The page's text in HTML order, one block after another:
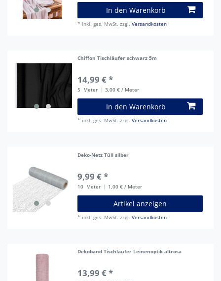
In den Warenkorb
* inkl. ges. MwSt. zzgl.Versandkosten
Chiffon Tischläufer schwarz 5m
14,99 € *
5 Meter | 3,00 € / Meter
In den Warenkorb
* inkl. ges. MwSt. zzgl.Versandkosten
Deko-Netz Tüll silber
9,99 € *
10 Meter | 1,00 € / Meter
Artikel anzeigen
* inkl. ges. MwSt. zzgl.Versandkosten
Dekoband Tischläufer Leinenoptik altrosa
13,99 € *